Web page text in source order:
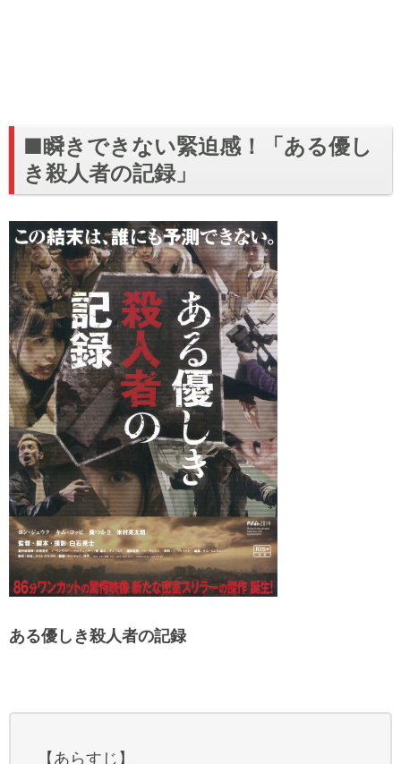
■瞬きできない緊迫感！「ある優し
き殺人者の記録」
ある優しき殺人者の記録
【あらすじ】